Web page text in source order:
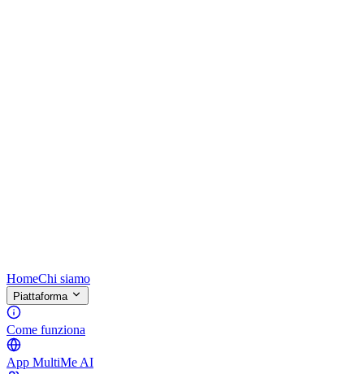
HomeChi siamo
Piattaforma
Come funziona
App MultiMe AI